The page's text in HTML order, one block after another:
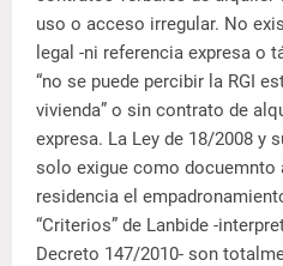
uso o acceso irregular. No
legal -ni referencia expresa o
“no se puede percibir la RGI
vivienda” o sin contrato de
expresa. La Ley de 18/2008 y
solo exigue como docuemnto
residencia el
“Criterios” de Lanbide -
Decreto 147/2010- son